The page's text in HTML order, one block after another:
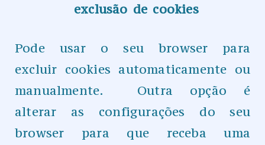
exclusão de cookies
Pode usar o seu browser para
excluir cookies automaticamente ou
manualmente. Outra opção é
alterar as configurações do seu
browser para que receba uma